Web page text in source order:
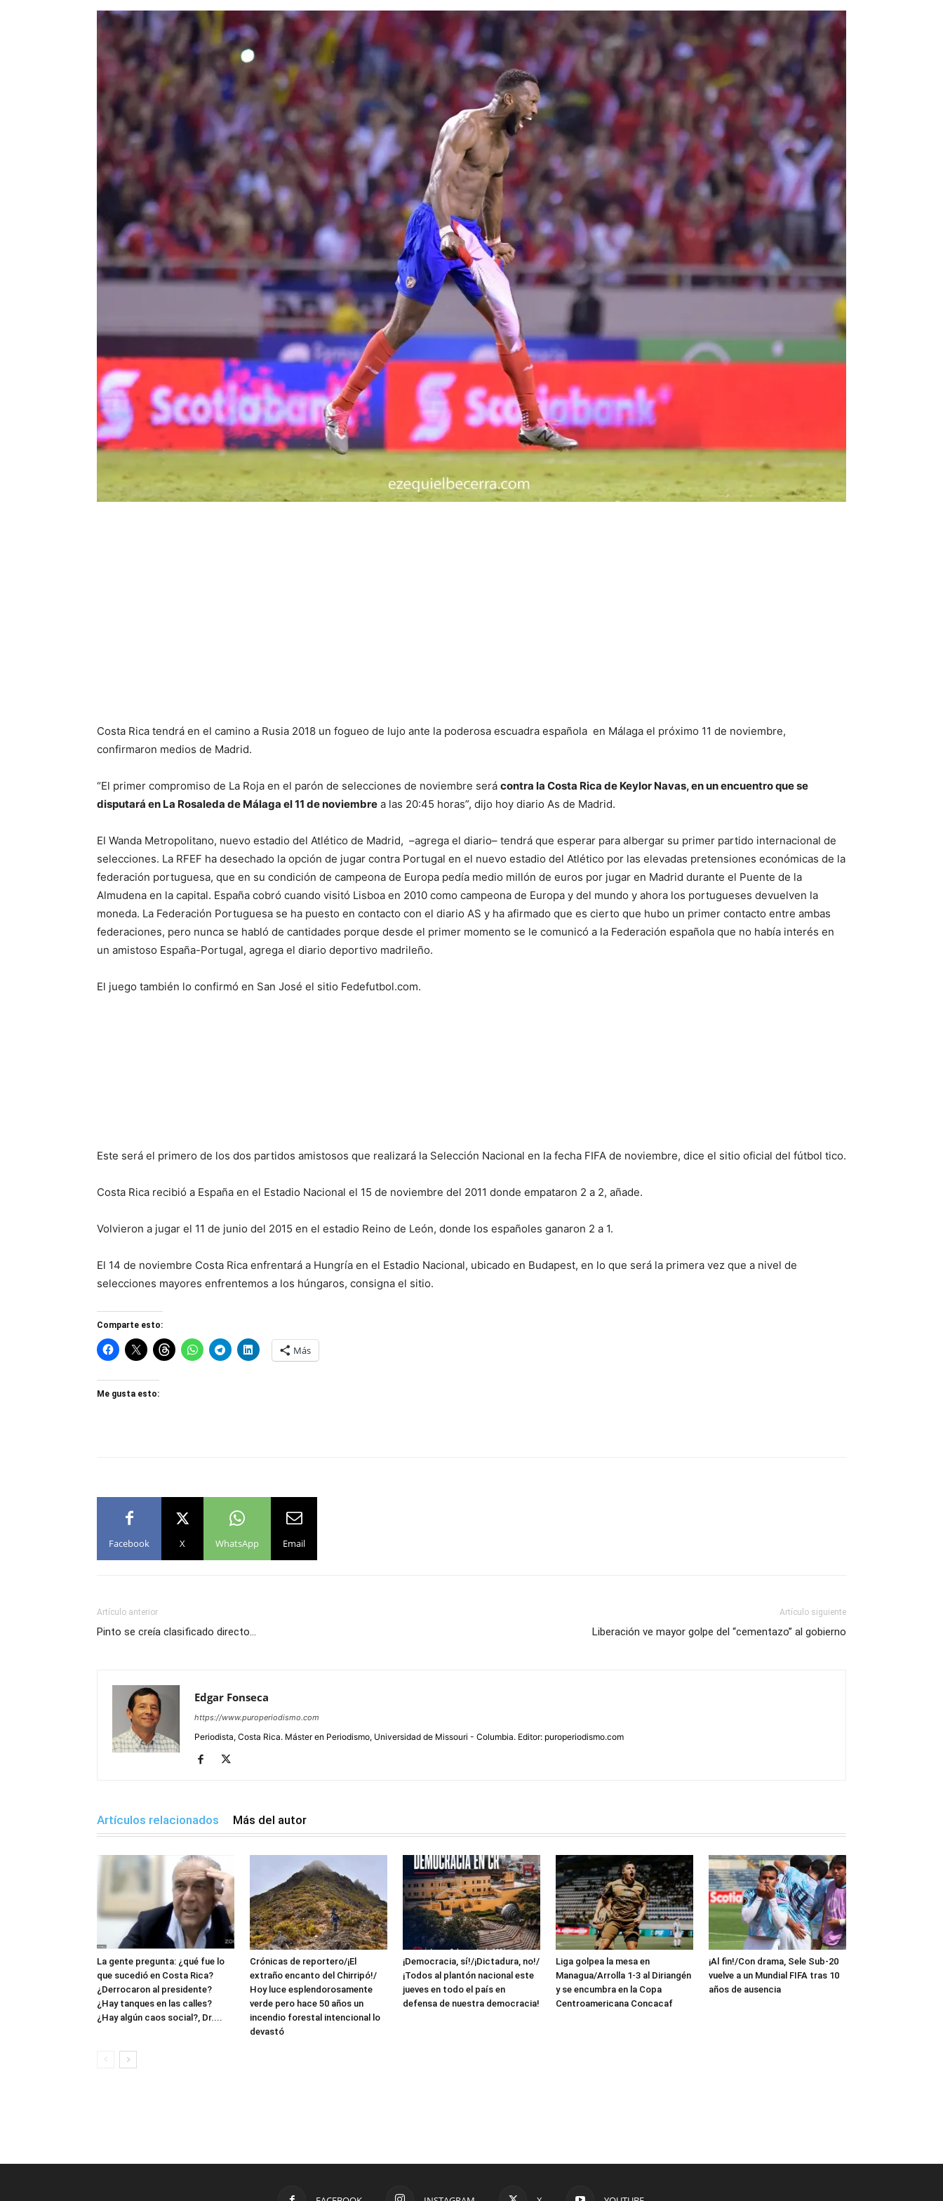
Costa Rica tendrá en el camino a Rusia 2018 un fogueo de lujo ante la poderosa escuadra española en Málaga el próximo 11 de noviembre,
confirmaron medios de Madrid.
“El primer compromiso de La Roja en el parón de selecciones de noviembre será contra la Costa Rica de Keylor Navas, en un encuentro que se
disputará en La Rosaleda de Málaga el 11 de noviembre a las 20:45 horas”, dijo hoy diario As de Madrid.
El Wanda Metropolitano, nuevo estadio del Atlético de Madrid, –agrega el diario– tendrá que esperar para albergar su primer partido internacional de
selecciones. La RFEF ha desechado la opción de jugar contra Portugal en el nuevo estadio del Atlético por las elevadas pretensiones económicas de la
federación portuguesa, que en su condición de campeona de Europa pedía medio millón de euros por jugar en Madrid durante el Puente de la
Almudena en la capital. España cobró cuando visitó Lisboa en 2010 como campeona de Europa y del mundo y ahora los portugueses devuelven la
moneda. La Federación Portuguesa se ha puesto en contacto con el diario AS y ha afirmado que es cierto que hubo un primer contacto entre ambas
federaciones, pero nunca se habló de cantidades porque desde el primer momento se le comunicó a la Federación española que no había interés en
un amistoso España-Portugal, agrega el diario deportivo madrileño.
El juego también lo confirmó en San José el sitio Fedefutbol.com.
Este será el primero de los dos partidos amistosos que realizará la Selección Nacional en la fecha FIFA de noviembre, dice el sitio oficial del fútbol tico.
Costa Rica recibió a España en el Estadio Nacional el 15 de noviembre del 2011 donde empataron 2 a 2, añade.
Volvieron a jugar el 11 de junio del 2015 en el estadio Reino de León, donde los españoles ganaron 2 a 1.
El 14 de noviembre Costa Rica enfrentará a Hungría en el Estadio Nacional, ubicado en Budapest, en lo que será la primera vez que a nivel de
selecciones mayores enfrentemos a los húngaros, consigna el sitio.
Comparte esto:
Más
Me gusta esto:
Facebook X WhatsApp Email
Artículo anterior
Pinto se creía clasificado directo…
Artículo siguiente
Liberación ve mayor golpe del “cementazo” al gobierno
Edgar Fonseca
https://www.puroperiodismo.com
Periodista, Costa Rica. Máster en Periodismo, Universidad de Missouri - Columbia. Editor: puroperiodismo.com
Artículos relacionados Más del autor
La gente pregunta: ¿qué fue lo
que sucedió en Costa Rica?
¿Derrocaron al presidente?
¿Hay tanques en las calles?
¿Hay algún caos social?, Dr....
Crónicas de reportero/¡El
extraño encanto del Chirripó!/
Hoy luce esplendorosamente
verde pero hace 50 años un
incendio forestal intencional lo
devastó
¡Democracia, sí!/¡Dictadura, no!/
¡Todos al plantón nacional este
jueves en todo el país en
defensa de nuestra democracia!
Liga golpea la mesa en
Managua/Arrolla 1-3 al Diriangén
y se encumbra en la Copa
Centroamericana Concacaf
¡Al fin!/Con drama, Sele Sub-20
vuelve a un Mundial FIFA tras 10
años de ausencia